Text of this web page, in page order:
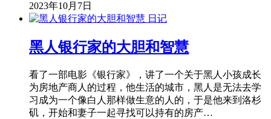
2023年10月7日
日记
黑人银行家的大胆和智慧
看了一部电影《银行家》，讲了一个关于黑人小孩成长
为房地产商人的过程，他生活的城市，黑人是无法去学
习成为一个像白人那样做生意的人的，于是他来到洛杉
矶，开始和妻子一起寻找可以持有的房产…